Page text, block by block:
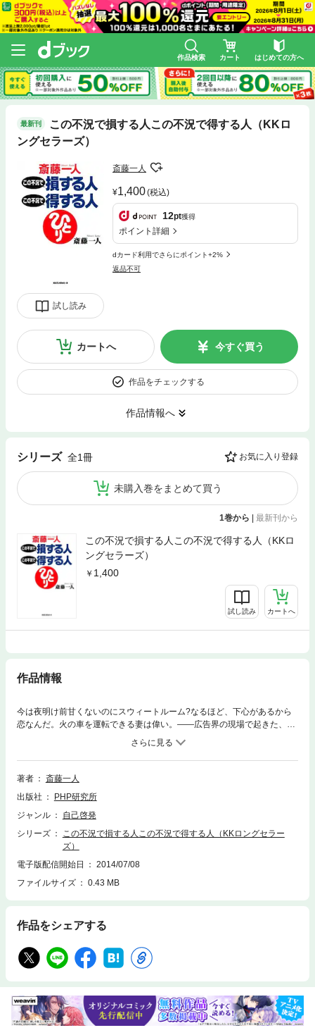
作品検索 カート はじめての方へ
最新刊
この不況で損する人この不況で得する人（KKロ
ングセラーズ）
試し読み
斎藤一人
1,400(税込)
12pt獲得
ポイント詳細
dカード利用でさらにポイント+2%
返品不可
カートへ 今すぐ買う
作品をチェックする
作品情報へ
シリーズ 全1冊 お気に入り登録
未購入巻をまとめて買う
1巻から | 最新刊から
この不況で損する人この不況で得する人（KKロ
ングセラーズ）
1,400
試し読み カートへ
作品情報
今は夜明け前甘くないのにスウィートルーム?なるほど、下心があるから
恋なんだ。火の車を運転できる妻は偉い。――広告界の現場で起きた、珠
玉の「言葉の事件簿」を大容量でご紹介。笑いながら日本語を正しく覚え
られる!! 暗黒の時代の終わり、のはじまりです。そのときには、学ばなく
てはならないことがあるのです。その学びをみんなが終えたら朝日がのぼ
り、不況も直ります。それは、まさしく「日の丸」の時代、日本の時代が
る。
著者
斎藤一人
出版社
PHP研究所
ジャンル
自己啓発
シリーズ
この不況で損する人この不況で得する人（KKロングセラー
ズ）
電子版配信開始日
2014/07/08
ファイルサイズ
0.43 MB
作品をシェアする